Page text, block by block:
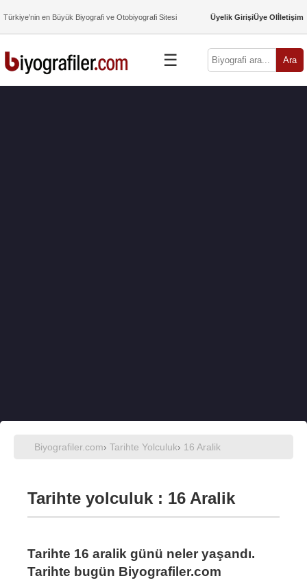
Türkiye’nin en Büyük Biyografi ve Otobiyografi Sitesi Üyelik GirişiÜye Olİletişim
☰ Ara
Biyografiler.com› Tarihte Yolculuk› 16 Aralik
Tarihte yolculuk : 16 Aralik
Tarihte 16 aralik günü neler yaşandı.
Tarihte bugün Biyografiler.com